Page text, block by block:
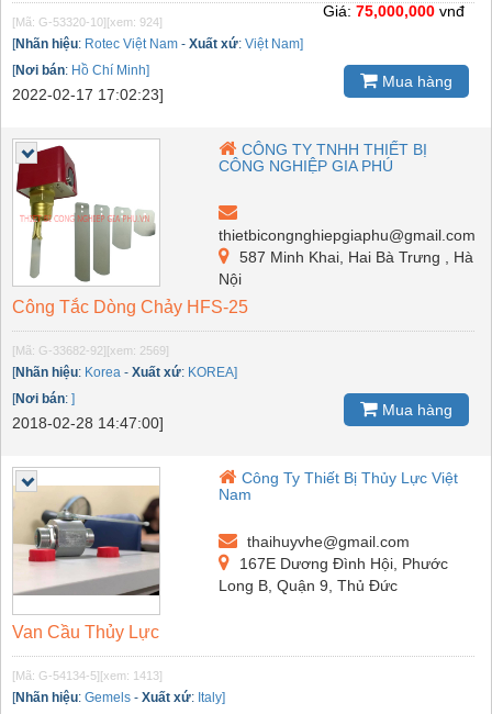
[Mã: G-53320-10][xem: 924]
[Nhãn hiệu: Rotec Việt Nam - Xuất xứ: Việt Nam]
[Nơi bán: Hồ Chí Minh]
2022-02-17 17:02:23]
Giá: 75,000,000 vnđ
Mua hàng
CÔNG TY TNHH THIẾT BỊ
CÔNG NGHIỆP GIA PHÚ
thietbicongnghiepgiaphu@gmail.com
587 Minh Khai, Hai Bà Trưng , Hà
Nội
Công Tắc Dòng Chảy HFS-25
[Mã: G-33682-92][xem: 2569]
[Nhãn hiệu: Korea - Xuất xứ: KOREA]
[Nơi bán: ]
2018-02-28 14:47:00]
Mua hàng
Công Ty Thiết Bị Thủy Lực Việt
Nam
thaihuyvhe@gmail.com
167E Dương Đình Hội, Phước
Long B, Quận 9, Thủ Đức
Van Cầu Thủy Lực
[Mã: G-54134-5][xem: 1413]
[Nhãn hiệu: Gemels - Xuất xứ: Italy]